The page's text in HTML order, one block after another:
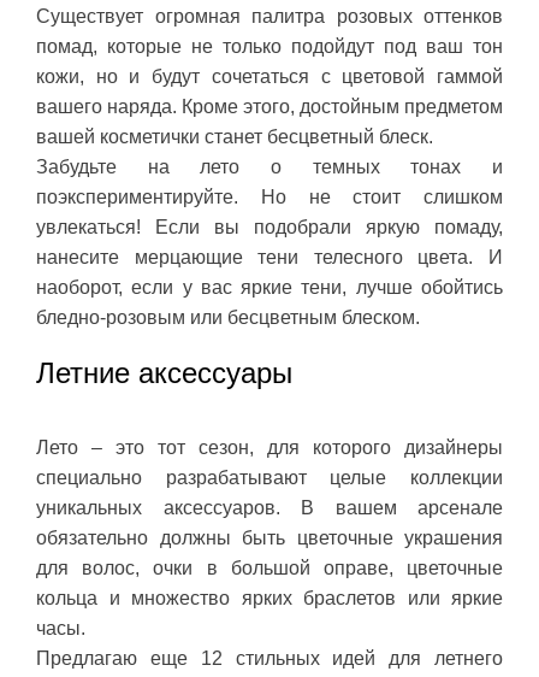
Существует огромная палитра розовых оттенков
помад, которые не только подойдут под ваш тон
кожи, но и будут сочетаться с цветовой гаммой
вашего наряда. Кроме этого, достойным предметом
вашей косметички станет бесцветный блеск.
Забудьте на лето о темных тонах и
поэкспериментируйте. Но не стоит слишком
увлекаться! Если вы подобрали яркую помаду,
нанесите мерцающие тени телесного цвета. И
наоборот, если у вас яркие тени, лучше обойтись
бледно-розовым или бесцветным блеском.
Летние аксессуары
Лето – это тот сезон, для которого дизайнеры
специально разрабатывают целые коллекции
уникальных аксессуаров. В вашем арсенале
обязательно должны быть цветочные украшения
для волос, очки в большой оправе, цветочные
кольца и множество ярких браслетов или яркие
часы.
Предлагаю еще 12 стильных идей для летнего